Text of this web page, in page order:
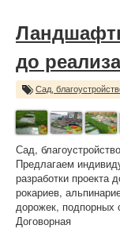
до
Сад,
Сад,
Предлагаем
разработки проекта
рокариев,
дорожек, подпорных
Договорная